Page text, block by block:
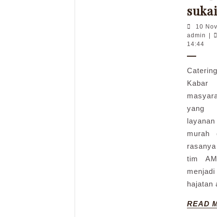
sukai
10
admin
14:44
Kabar
yang
murah
tim
hajatan
READ